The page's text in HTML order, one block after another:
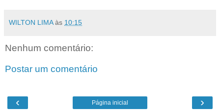
WILTON LIMA às 10:15
Nenhum comentário:
Postar um comentário
‹ ›
Página inicial